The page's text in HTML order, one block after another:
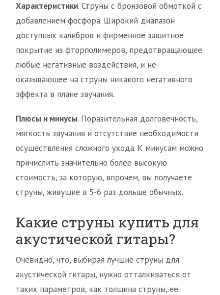
Характеристики. Струны с бронзовой обмоткой с
добавлением фосфора. Широкий диапазон
доступных калибров и фирменное защитное
покрытие из фторполимеров, предотвращающее
любые негативные воздействия, и не
оказывающее на струны никакого негативного
эффекта в плане звучания.
Плюсы и минусы. Поразительная долговечность,
мягкость звучания и отсутствие необходимости
осуществления сложного ухода. К минусам можно
причислить значительно более высокую
стоимость, за которую, впрочем, вы получаете
струны, живущие в 5-6 раз дольше обычных.
Какие струны купить для
акустической гитары?
Очевидно, что, выбирая лучшие струны для
акустической гитары, нужно отталкиваться от
таких параметров, как толщина струны, ее